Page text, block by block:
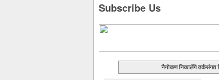
Subscribe Us
नैनोकण निकालेंगे तर्कसंगत